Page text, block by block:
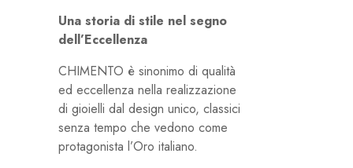
Una storia di stile nel segno
dell’Eccellenza
CHIMENTO è sinonimo di qualità
ed eccellenza nella realizzazione
di gioielli dal design unico, classici
senza tempo che vedono come
protagonista l’Oro italiano.